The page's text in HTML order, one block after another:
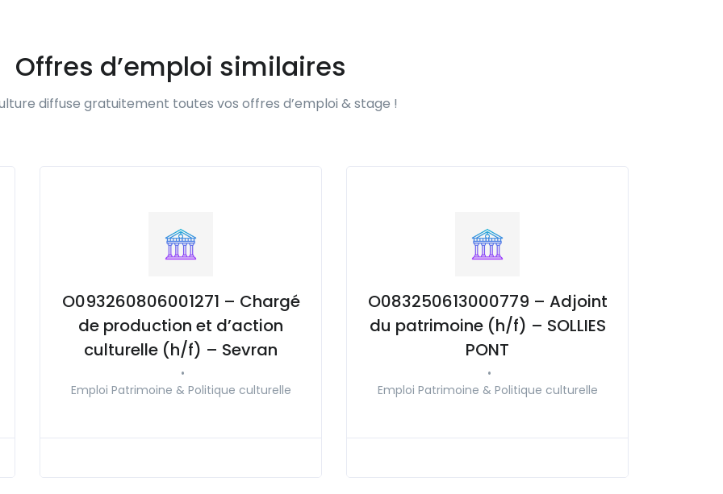
Offres d’emploi similaires
diffuse gratuitement toutes vos offres d’emploi & stage !
O093260806001271 – Chargé
de production et d’action
culturelle (h/f) – Sevran
•
Emploi Patrimoine & Politique culturelle
O083250613000779 – Adjoint
du patrimoine (h/f) – SOLLIES
PONT
•
Emploi Patrimoine & Politique culturelle